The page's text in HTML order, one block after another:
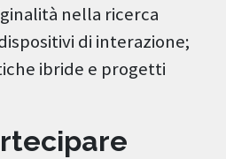
nella ricerca
di interazione;
ibride e progetti